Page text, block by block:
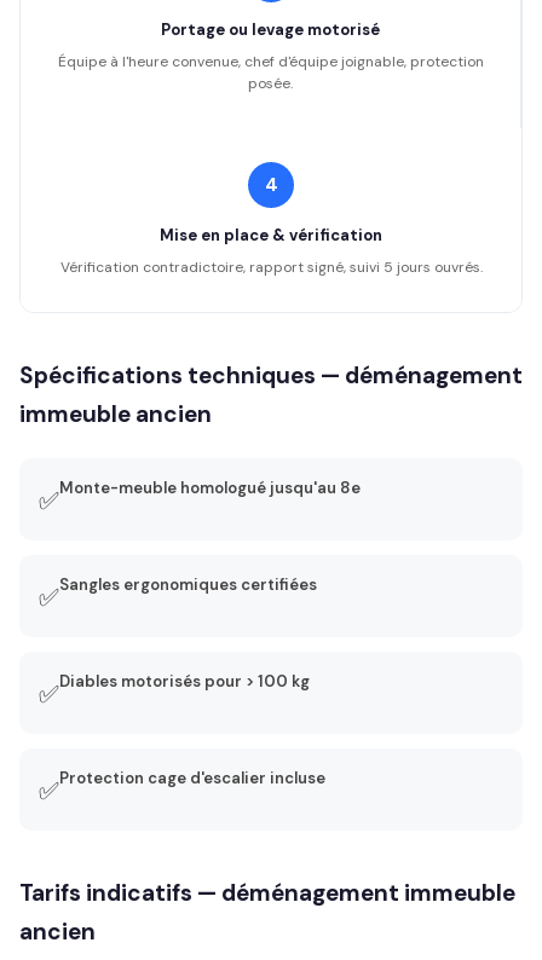
Portage ou levage motorisé
Équipe à l'heure convenue, chef d'équipe joignable, protection
posée.
4
Mise en place & vérification
Vérification contradictoire, rapport signé, suivi 5 jours ouvrés.
Spécifications techniques — déménagement
immeuble ancien
✅Monte-meuble homologué jusqu'au 8e
✅Sangles ergonomiques certifiées
✅Diables motorisés pour > 100 kg
✅Protection cage d'escalier incluse
Tarifs indicatifs — déménagement immeuble
ancien